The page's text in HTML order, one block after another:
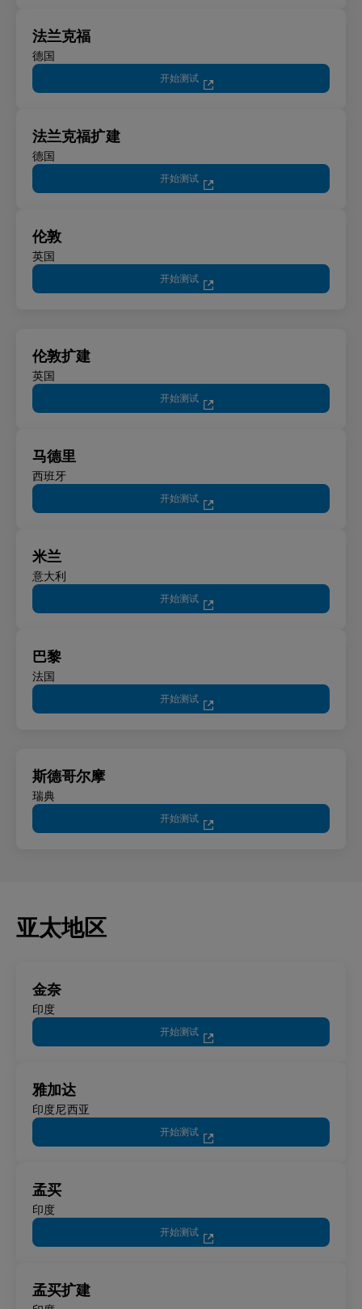
法兰克福
德国
开始测试
法兰克福扩建
德国
开始测试
伦敦
英国
开始测试
伦敦扩建
英国
开始测试
马德里
西班牙
开始测试
米兰
意大利
开始测试
巴黎
法国
开始测试
斯德哥尔摩
瑞典
开始测试
亚太地区
金奈
印度
开始测试
雅加达
印度尼西亚
开始测试
孟买
印度
开始测试
孟买扩建